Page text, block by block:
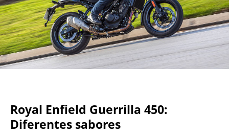
Royal Enfield Guerrilla 450:
Diferentes sabores